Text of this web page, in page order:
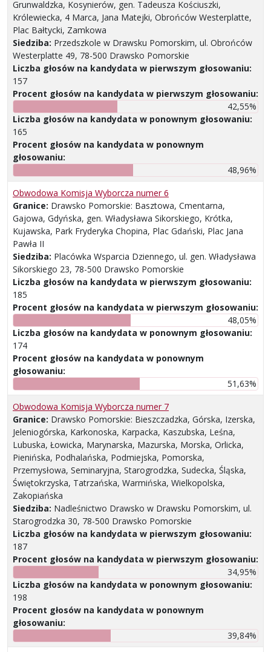
Grunwaldzka, Kosynierów, gen. Tadeusza Kościuszki,
Królewiecka, 4 Marca, Jana Matejki, Obrońców Westerplatte,
Plac Bałtycki, Zamkowa
Siedziba: Przedszkole w Drawsku Pomorskim, ul. Obrońców
Westerplatte 49, 78-500 Drawsko Pomorskie
Liczba głosów na kandydata w pierwszym głosowaniu:
157
Procent głosów na kandydata w pierwszym głosowaniu:
42,55%
Liczba głosów na kandydata w ponownym głosowaniu:
165
Procent głosów na kandydata w ponownym
głosowaniu:
48,96%
Obwodowa Komisja Wyborcza numer 6
Granice: Drawsko Pomorskie: Basztowa, Cmentarna,
Gajowa, Gdyńska, gen. Władysława Sikorskiego, Krótka,
Kujawska, Park Fryderyka Chopina, Plac Gdański, Plac Jana
Pawła II
Siedziba: Placówka Wsparcia Dziennego, ul. gen. Władysława
Sikorskiego 23, 78-500 Drawsko Pomorskie
Liczba głosów na kandydata w pierwszym głosowaniu:
185
Procent głosów na kandydata w pierwszym głosowaniu:
48,05%
Liczba głosów na kandydata w ponownym głosowaniu:
174
Procent głosów na kandydata w ponownym
głosowaniu:
51,63%
Obwodowa Komisja Wyborcza numer 7
Granice: Drawsko Pomorskie: Bieszczadzka, Górska, Izerska,
Jeleniogórska, Karkonoska, Karpacka, Kaszubska, Leśna,
Lubuska, Łowicka, Marynarska, Mazurska, Morska, Orlicka,
Pienińska, Podhalańska, Podmiejska, Pomorska,
Przemysłowa, Seminaryjna, Starogrodzka, Sudecka, Śląska,
Świętokrzyska, Tatrzańska, Warmińska, Wielkopolska,
Zakopiańska
Siedziba: Nadleśnictwo Drawsko w Drawsku Pomorskim, ul.
Starogrodzka 30, 78-500 Drawsko Pomorskie
Liczba głosów na kandydata w pierwszym głosowaniu:
187
Procent głosów na kandydata w pierwszym głosowaniu:
34,95%
Liczba głosów na kandydata w ponownym głosowaniu:
198
Procent głosów na kandydata w ponownym
głosowaniu:
39,84%